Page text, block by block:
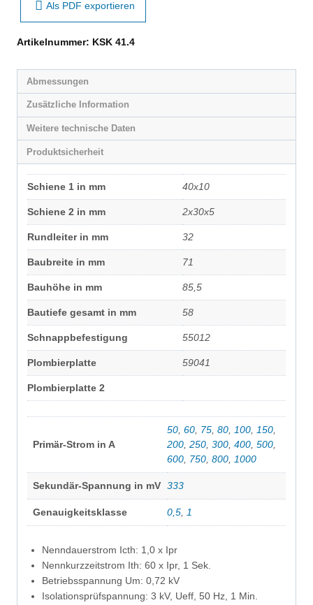
Als PDF exportieren
Artikelnummer: KSK 41.4
Abmessungen
Zusätzliche Information
Weitere technische Daten
Produktsicherheit
Schiene 1 in mm 40x10
Schiene 2 in mm 2x30x5
Rundleiter in mm 32
Baubreite in mm 71
Bauhöhe in mm 85,5
Bautiefe gesamt in mm 58
Schnappbefestigung 55012
Plombierplatte 59041
Plombierplatte 2
Primär-Strom in A
50, 60, 75, 80, 100, 150,
200, 250, 300, 400, 500,
600, 750, 800, 1000
Sekundär-Spannung in mV 333
Genauigkeitsklasse 0,5, 1
Nenndauerstrom Icth: 1,0 x Ipr
Nennkurzzeitstrom Ith: 60 x Ipr, 1 Sek.
Betriebsspannung Um: 0,72 kV
Isolationsprüfspannung: 3 kV, Ueff, 50 Hz, 1 Min.